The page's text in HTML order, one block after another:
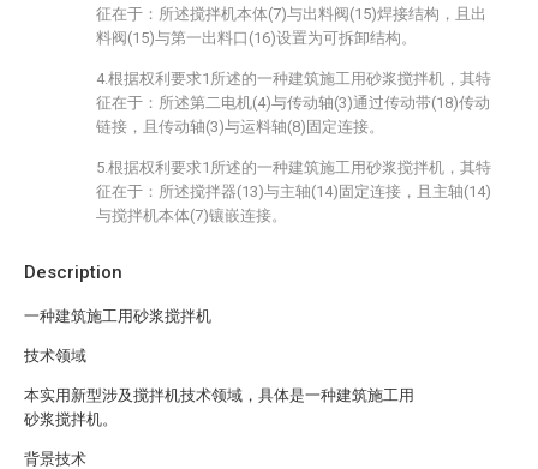
Description
一种建筑施工用砂浆搅拌机
技术领域
本实用新型涉及搅拌机技术领域，具体是一种建筑施工用
砂浆搅拌机。
背景技术
征在于：所述搅拌机本体(7)与出料阀(15)焊接结构，且出
料阀(15)与第一出料口(16)设置为可拆卸结构。
4.根据权利要求1所述的一种建筑施工用砂浆搅拌机，其特
征在于：所述第二电机(4)与传动轴(3)通过传动带(18)传动
链接，且传动轴(3)与运料轴(8)固定连接。
5.根据权利要求1所述的一种建筑施工用砂浆搅拌机，其特
征在于：所述搅拌器(13)与主轴(14)固定连接，且主轴(14)
与搅拌机本体(7)镶嵌连接。